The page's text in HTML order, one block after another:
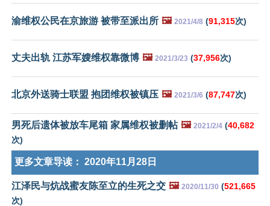
渝维权公民在京旅游 被带至派出所 🖼️ 2021/4/8 (91,315次)
丈夫出轨 江苏军嫂维权靠微博 🖼️ 2021/3/23 (37,956次)
北京外送骑士联盟 抱团维权被镇压 🖼️ 2021/3/6 (87,747次)
男死后遗体被放车尾箱 家属维权被删帖 🖼️ 2021/2/4 (40,682
次)
更多文章导读： 2020年11月28日
江泽民与炕战蜜友陈至立的生死之交 🖼️ 2020/11/30 (521,665
次)